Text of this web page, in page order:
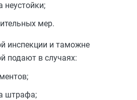
неустойки;
мер.
инспекции и таможне
подают в случаях:
штрафа;